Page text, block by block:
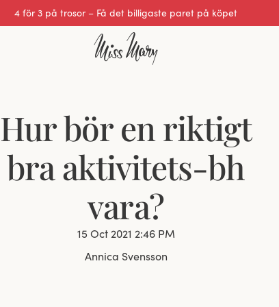
Utmärkt 0 av 5
Hur bör en riktigt
bra aktivitets-bh
vara?
15 Oct 2021 2:46 PM
Annica Svensson